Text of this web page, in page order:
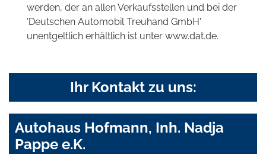
werden, der an allen Verkaufsstellen und bei der
'Deutschen Automobil Treuhand GmbH'
unentgeltlich erhältlich ist unter www.dat.de.
Ihr Kontakt zu uns:
Autohaus Hofmann, Inh. Nadja
Pappe e.K.